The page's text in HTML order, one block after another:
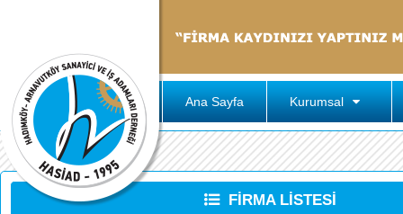
Ana Sayfa Kurumsal
FİRMA LİSTESİ